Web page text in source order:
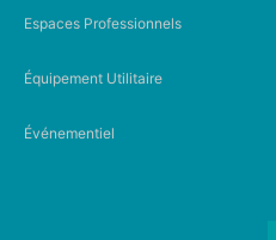
Espaces Professionnels
Équipement Utilitaire
Événementiel